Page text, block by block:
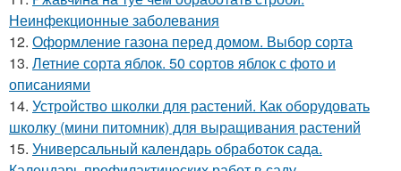
Неинфекционные заболевания
12. Оформление газона перед домом. Выбор сорта
13. Летние сорта яблок. 50 сортов яблок с фото и
описаниями
14. Устройство школки для растений. Как оборудовать
школку (мини питомник) для выращивания растений
15. Универсальный календарь обработок сада.